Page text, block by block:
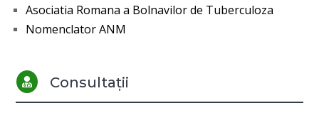
Asociatia Romana a Bolnavilor de Tuberculoza
Nomenclator ANM
 Consultații